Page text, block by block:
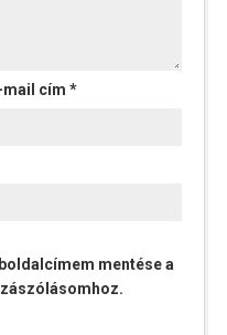
mail cím*
mentése a